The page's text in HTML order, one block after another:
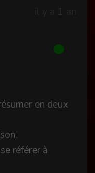
en deux
référer à